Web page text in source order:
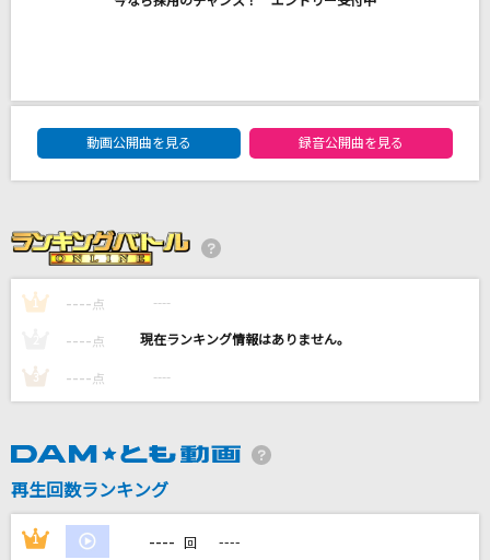
欲望に満ちた青年団
モナキ
袖のキルト
ずっと真夜中でいいのに。
雨とカプチーノ
This is LAST
DAM★ともボーカルエントリーランキング
動画公開曲を見る
録音公開曲を見る
1 ---- 点 ----
---- 点 ----
3 ---- 点 ----
再生回数ランキング
1 ---- 回 ----